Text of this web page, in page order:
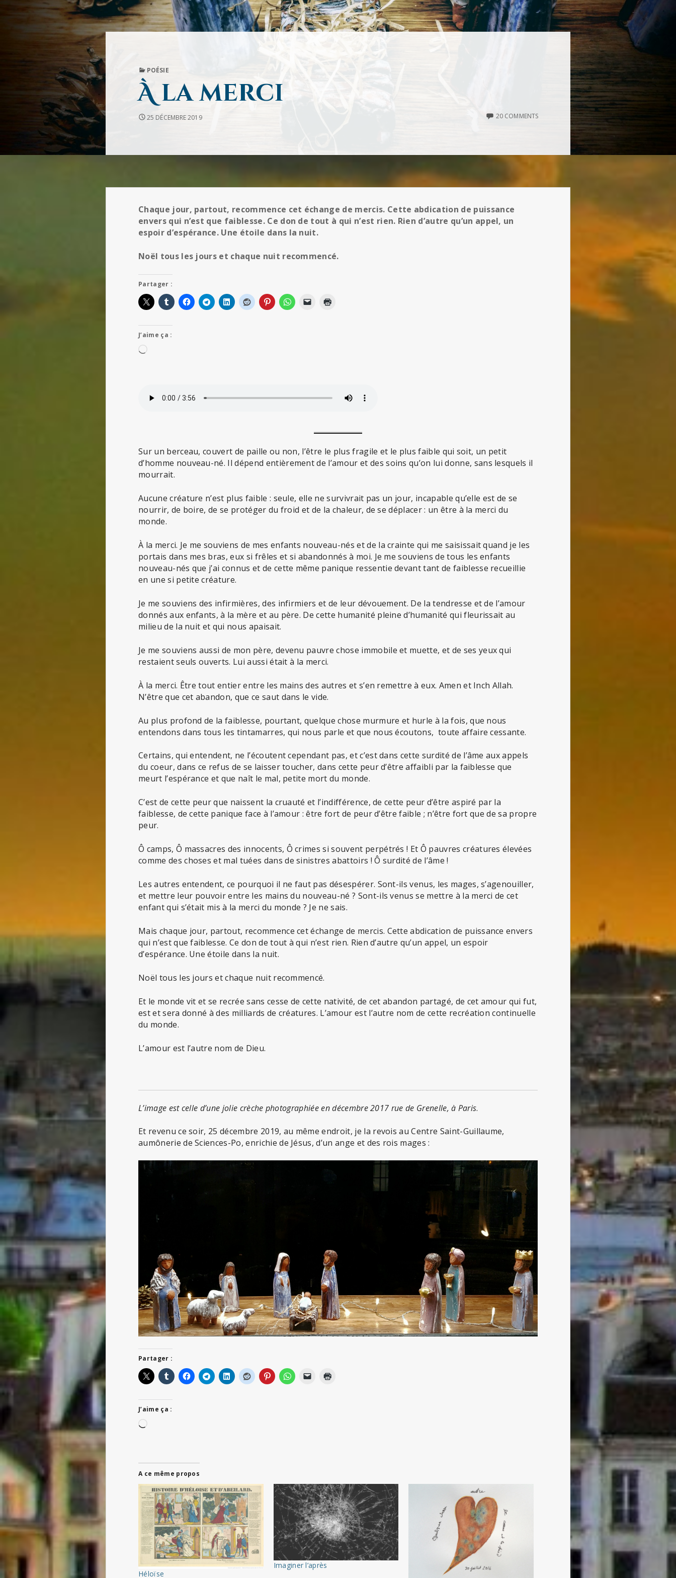
PUBLISHED
IN
POÉSIE
À la merci
25 DÉCEMBRE 2019 20 COMMENTS
Chaque jour, partout, recommence cet échange de mercis. Cette abdication de puissance
envers qui n’est que faiblesse. Ce don de tout à qui n’est rien. Rien d’autre qu’un appel, un
espoir d’espérance. Une étoile dans la nuit.
Noël tous les jours et chaque nuit recommencé.
Partager :
J’aime ça :
Chargement…
Sur un berceau, couvert de paille ou non, l’être le plus fragile et le plus faible qui soit, un petit
d’homme nouveau-né. Il dépend entièrement de l’amour et des soins qu’on lui donne, sans lesquels il
mourrait.
Aucune créature n’est plus faible : seule, elle ne survivrait pas un jour, incapable qu’elle est de se
nourrir, de boire, de se protéger du froid et de la chaleur, de se déplacer : un être à la merci du
monde.
À la merci. Je me souviens de mes enfants nouveau-nés et de la crainte qui me saisissait quand je les
portais dans mes bras, eux si frêles et si abandonnés à moi. Je me souviens de tous les enfants
nouveau-nés que j’ai connus et de cette même panique ressentie devant tant de faiblesse recueillie
en une si petite créature.
Je me souviens des infirmières, des infirmiers et de leur dévouement. De la tendresse et de l’amour
donnés aux enfants, à la mère et au père. De cette humanité pleine d’humanité qui fleurissait au
milieu de la nuit et qui nous apaisait.
Je me souviens aussi de mon père, devenu pauvre chose immobile et muette, et de ses yeux qui
restaient seuls ouverts. Lui aussi était à la merci.
À la merci. Être tout entier entre les mains des autres et s’en remettre à eux. Amen et Inch Allah.
N’être que cet abandon, que ce saut dans le vide.
Au plus profond de la faiblesse, pourtant, quelque chose murmure et hurle à la fois, que nous
entendons dans tous les tintamarres, qui nous parle et que nous écoutons, toute affaire cessante.
Certains, qui entendent, ne l’écoutent cependant pas, et c’est dans cette surdité de l’âme aux appels
du coeur, dans ce refus de se laisser toucher, dans cette peur d’être affaibli par la faiblesse que
meurt l’espérance et que naît le mal, petite mort du monde.
C’est de cette peur que naissent la cruauté et l’indifférence, de cette peur d’être aspiré par la
faiblesse, de cette panique face à l’amour : être fort de peur d’être faible ; n’être fort que de sa propre
peur.
Ô camps, Ô massacres des innocents, Ô crimes si souvent perpétrés ! Et Ô pauvres créatures élevées
comme des choses et mal tuées dans de sinistres abattoirs ! Ô surdité de l’âme !
Les autres entendent, ce pourquoi il ne faut pas désespérer. Sont-ils venus, les mages, s’agenouiller,
et mettre leur pouvoir entre les mains du nouveau-né ? Sont-ils venus se mettre à la merci de cet
enfant qui s’était mis à la merci du monde ? Je ne sais.
Mais chaque jour, partout, recommence cet échange de mercis. Cette abdication de puissance envers
qui n’est que faiblesse. Ce don de tout à qui n’est rien. Rien d’autre qu’un appel, un espoir
d’espérance. Une étoile dans la nuit.
Noël tous les jours et chaque nuit recommencé.
Et le monde vit et se recrée sans cesse de cette nativité, de cet abandon partagé, de cet amour qui fut,
est et sera donné à des milliards de créatures. L’amour est l’autre nom de cette recréation continuelle
du monde.
L’amour est l’autre nom de Dieu.
L’image est celle d’une jolie crèche photographiée en décembre 2017 rue de Grenelle, à Paris.
Et revenu ce soir, 25 décembre 2019, au même endroit, je la revois au Centre Saint-Guillaume,
aumônerie de Sciences-Po, enrichie de Jésus, d’un ange et des rois mages :
Partager :
J’aime ça :
Chargement…
A ce même propos
Héloïse
Imaginer l’après